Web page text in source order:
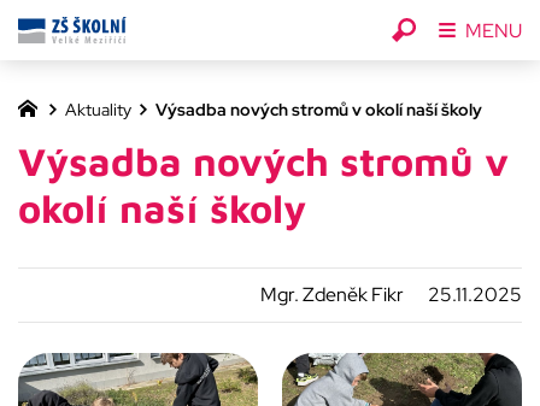
Aktuality Výsadba nových stromů v okolí naší školy
Výsadba nových stromů v
okolí naší školy
Mgr. Zdeněk Fikr 25.11.2025
MENU